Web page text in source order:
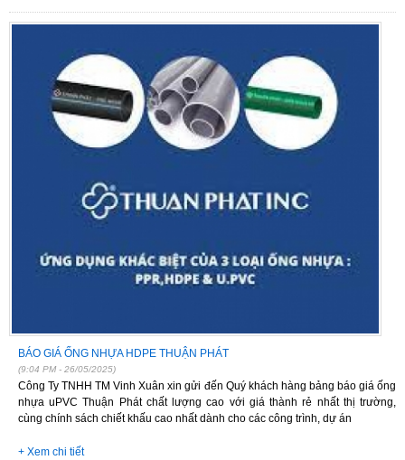
BÁO GIÁ ỐNG NHỰA HDPE THUẬN PHÁT
(9:04 PM - 26/05/2025)
Công Ty TNHH TM Vinh Xuân xin gửi đến Quý khách hàng bảng báo giá ống
nhựa uPVC Thuận Phát chất lượng cao với giá thành rẻ nhất thị trường,
cùng chính sách chiết khấu cao nhất dành cho các công trình, dự án
+ Xem chi tiết